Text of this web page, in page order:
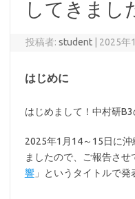
してきまし
投稿者:student 2025年
はじめに
はじめまして！中村研B3
2025年1月14～15日に
ましたので、ご報告さ
響」というタイトルで発